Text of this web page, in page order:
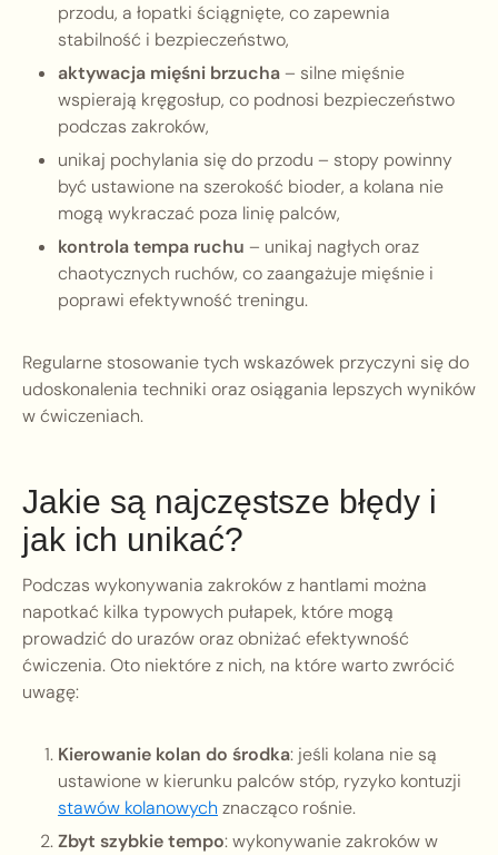
przodu, a łopatki ściągnięte, co zapewnia
stabilność i bezpieczeństwo,
aktywacja mięśni brzucha– silne mięśnie
wspierają kręgosłup, co podnosi bezpieczeństwo
podczas zakroków,
unikaj pochylania się do przodu – stopy powinny
być ustawione na szerokość bioder, a kolana nie
mogą wykraczać poza linię palców,
kontrola tempa ruchu – unikaj nagłych oraz
chaotycznych ruchów, co zaangażuje mięśnie i
poprawi efektywność treningu.
Regularne stosowanie tych wskazówek przyczyni się do
udoskonalenia techniki oraz osiągania lepszych wyników
w ćwiczeniach.
Jakie są najczęstsze błędy i
jak ich unikać?
Podczas wykonywania zakroków z hantlami można
napotkać kilka typowych pułapek, które mogą
prowadzić do urazów oraz obniżać efektywność
ćwiczenia. Oto niektóre z nich, na które warto zwrócić
uwagę:
Kierowanie kolan do środka: jeśli kolana nie są
ustawione w kierunku palców stóp, ryzyko kontuzji
stawów kolanowych znacząco rośnie.
Zbyt szybkie tempo: wykonywanie zakroków w